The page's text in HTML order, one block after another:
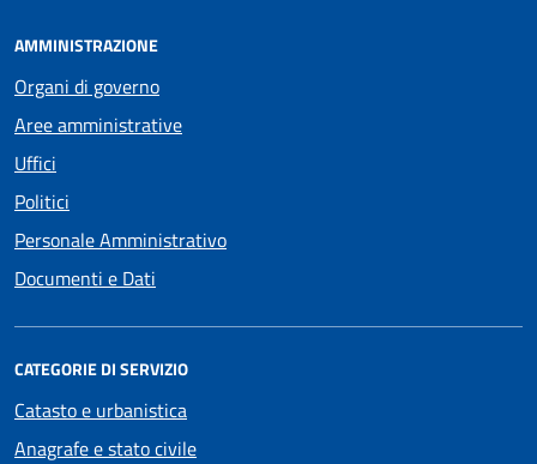
AMMINISTRAZIONE
Organi di governo
Aree amministrative
Uffici
Politici
Personale Amministrativo
Documenti e Dati
CATEGORIE DI SERVIZIO
Catasto e urbanistica
Anagrafe e stato civile